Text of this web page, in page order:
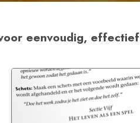
eenvoudig, effectief